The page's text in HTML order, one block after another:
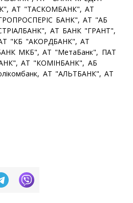
АТ "ТАСКОМБАНК", АТ
БАНК", АТ "АБ
АТ БАНК "ГРАНТ",
"КБ "АКОРДБАНК", АТ
МКБ", АТ "МетаБанк", ПАТ
АТ "КОМІНБАНК", АБ
АТ "АЛЬТБАНК", АТ